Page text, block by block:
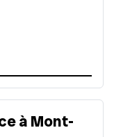
à Mont-